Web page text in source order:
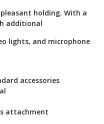
holding. With a
additional
lights, and microphone
accessories
attachment